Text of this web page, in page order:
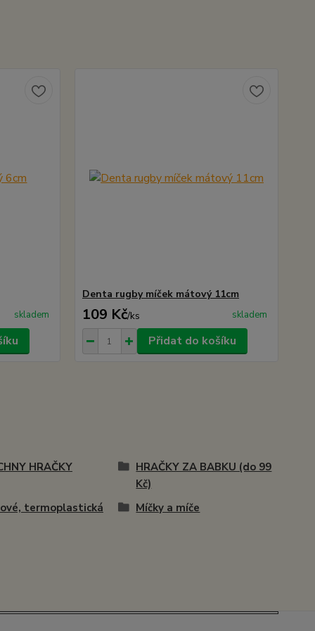
skladem
Denta rugby míček mátový 11cm
109 Kč/ks skladem
Přidat do košíku
HRAČKY
HRAČKY ZA BABKU (do 99
Kč)
termoplastická
Míčky a míče